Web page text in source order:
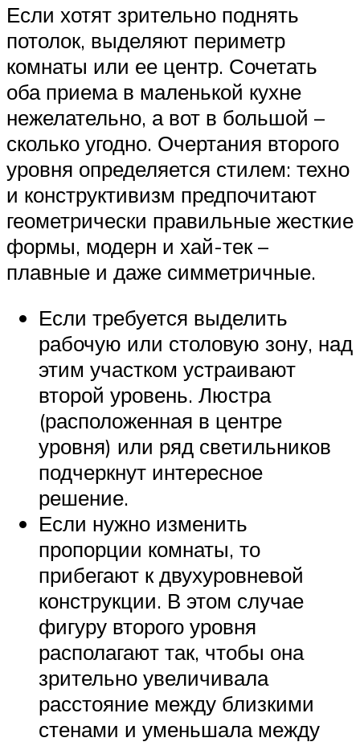
Если хотят зрительно поднять
потолок, выделяют периметр
комнаты или ее центр. Сочетать
оба приема в маленькой кухне
нежелательно, а вот в большой –
сколько угодно. Очертания второго
уровня определяется стилем: техно
и конструктивизм предпочитают
геометрически правильные жесткие
формы, модерн и хай-тек –
плавные и даже симметричные.
Если требуется выделить
рабочую или столовую зону, над
этим участком устраивают
второй уровень. Люстра
(расположенная в центре
уровня) или ряд светильников
подчеркнут интересное
решение.
Если нужно изменить
пропорции комнаты, то
прибегают к двухуровневой
конструкции. В этом случае
фигуру второго уровня
располагают так, чтобы она
зрительно увеличивала
расстояние между близкими
стенами и уменьшала между